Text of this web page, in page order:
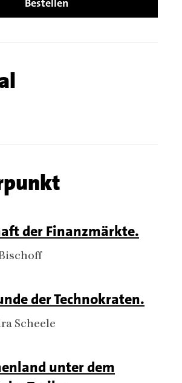
Bestellen
der Finanzmärkte.
der Technokraten.
Scheele
unter dem